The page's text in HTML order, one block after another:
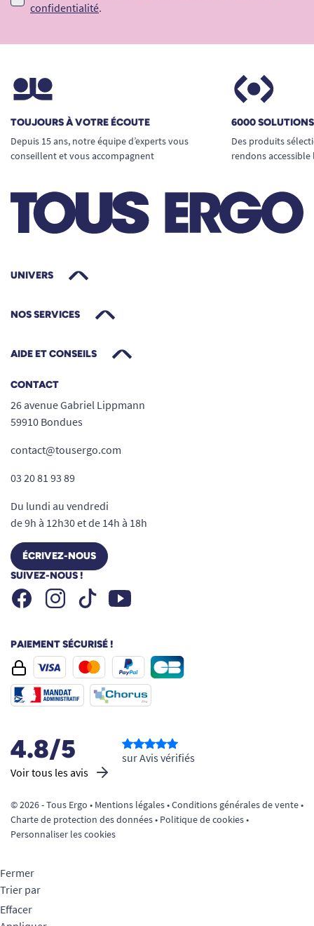
confidentialité.
TOUJOURS À VOTRE ÉCOUTE
Depuis 15 ans, notre équipe d’experts vous
conseillent et vous accompagnent
6000
Des produits
rendons
UNIVERS
NOS SERVICES
AIDE ET CONSEILS
CONTACT
26 avenue Gabriel Lippmann
59910 Bondues
contact@tousergo.com
03 20 81 93 89
Du lundi au vendredi
de 9h à 12h30 et de 14h à 18h
ÉCRIVEZ-NOUS
SUIVEZ-NOUS !
FacebookInstagramTiktok Youtube
PAIEMENT SÉCURISÉ !
4.8/5
Voir tous les avis
sur Avis vérifiés
© 2026 - Tous Ergo • Mentions légales•Conditions générales de vente•
Charte de protection des données• Politique de cookies•
Personnaliser les cookies
Fermer
Trier par
Effacer